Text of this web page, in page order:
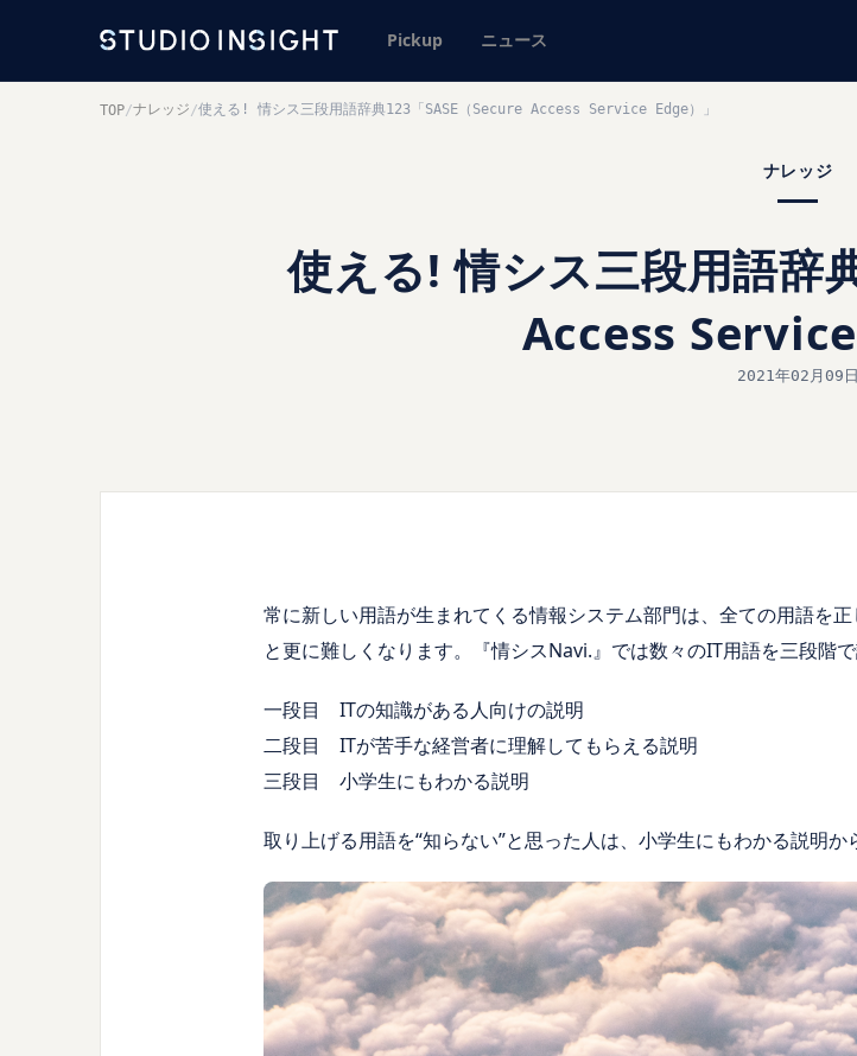
Pickup ニュース
TOP/ナレッジ /使える! 情シス三段用語辞典123「SASE（Secure Access Service Edge）」
ナレッジ
使える! 情シス三段用語辞
Access Service
2021年02月09日
常に新しい用語が生まれてくる情報システム部門は、全ての用語を
と更に難しくなります。『情シスNavi.』では数々のIT用語を三段階で
一段目 ITの知識がある人向けの説明
二段目 ITが苦手な経営者に理解してもらえる説明
三段目 小学生にもわかる説明
取り上げる用語を“知らない”と思った人は、小学生にもわかる説明